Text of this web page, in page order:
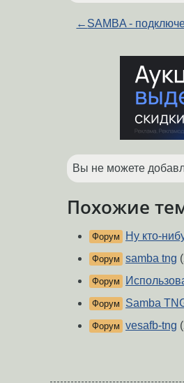
← SAMBA -
Вы не можете
Похожие
Форум Ну кто-
Форум samba tng
Форум
Форум Samba
Форум vesafb-tng